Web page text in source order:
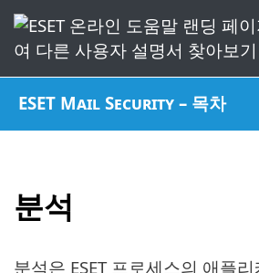
ESET Mail Security – 목차
분석
분석은 ESET 프로세스의 애플